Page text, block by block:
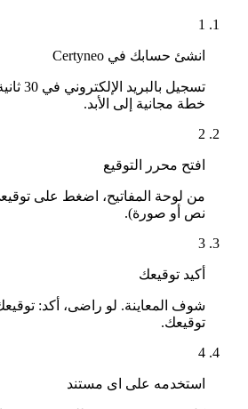
1
انشئ حسابك في Certyneo
تسجيل
خطة مجانية إلى الأبد.
2
افتح محرر التوقيع
من لوحة المفاتيح، اضغط على
نص أو صورة).
3
أكيد توقيعك
شوف المعاينة. لو راضى، أكد:
توقيعك.
4
استخدمه على اى مستند